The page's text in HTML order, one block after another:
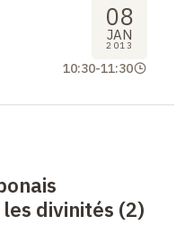
08
JAN
2013
10:30-11:30
divinités (2)